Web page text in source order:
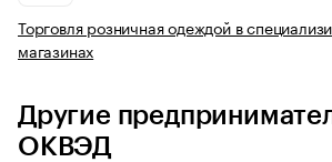
Торговля розничная одеждой в
магазинах
Другие
ОКВЭД